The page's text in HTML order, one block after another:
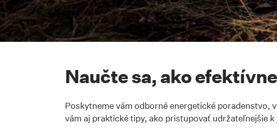
Kotva #nauctesa
Naučte sa, ako
Poskytneme vám odborné energetické poradenstvo,
vám aj praktické tipy, ako pristupovať udržateľnejšie